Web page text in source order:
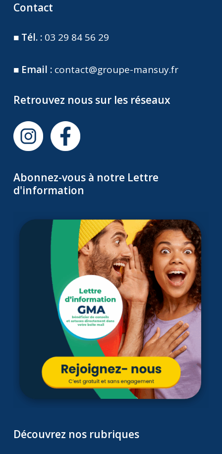
Contact
■ Tél. : 03 29 84 56 29
■ Email : contact@groupe-mansuy.fr
Retrouvez nous sur les réseaux
Abonnez-vous à notre Lettre
d'information
Découvrez nos rubriques